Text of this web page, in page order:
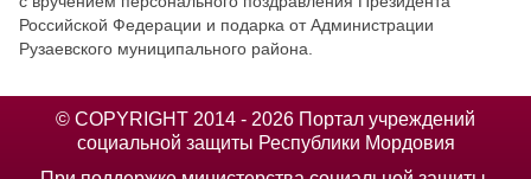
Российской Федерации и подарка от Администрации
Рузаевского муниципального района.
© COPYRIGHT 2014 - 2026 Портал учреждений
социальной защиты Республики Мордовия